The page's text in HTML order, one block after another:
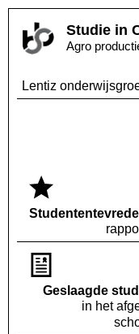
Studie in
Agro
Lentiz
Geslaagde
in het